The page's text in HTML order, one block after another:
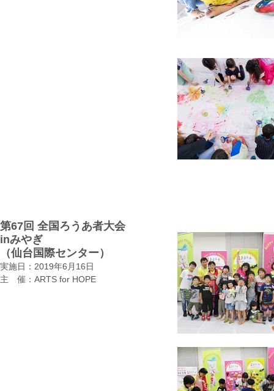
第67回 全国ろうあ者大会
inみやぎ
​（仙台国際センター）
実施日：2019年6月16日
​主 催：ARTS for HOPE